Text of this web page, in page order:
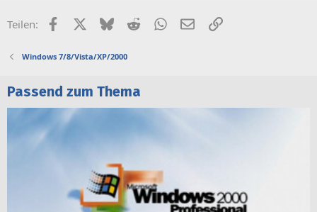
Teilen: FacebookX (Twitter)
BlueskyRedditWhatsApp
E-MailLink
Windows 7/8/Vista/XP/2000
Passend zum Thema